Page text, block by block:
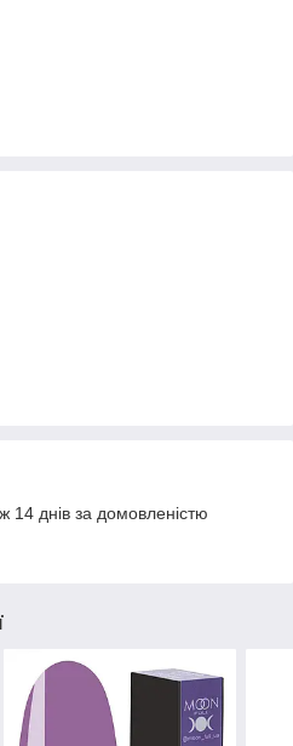
14 днів за домовленістю